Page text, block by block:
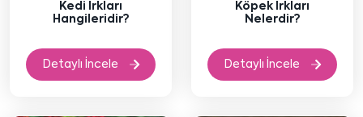
Kedi Irkları
Hangileridir?
Detaylı İncele
Köpek Irkları
Nelerdir?
Detaylı İncele